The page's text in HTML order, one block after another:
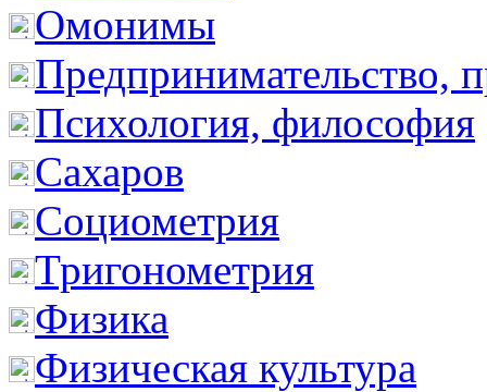
Омонимы
Предпринимательство,
Психология, философия
Сахаров
Социометрия
Тригонометрия
Физика
Физическая культура